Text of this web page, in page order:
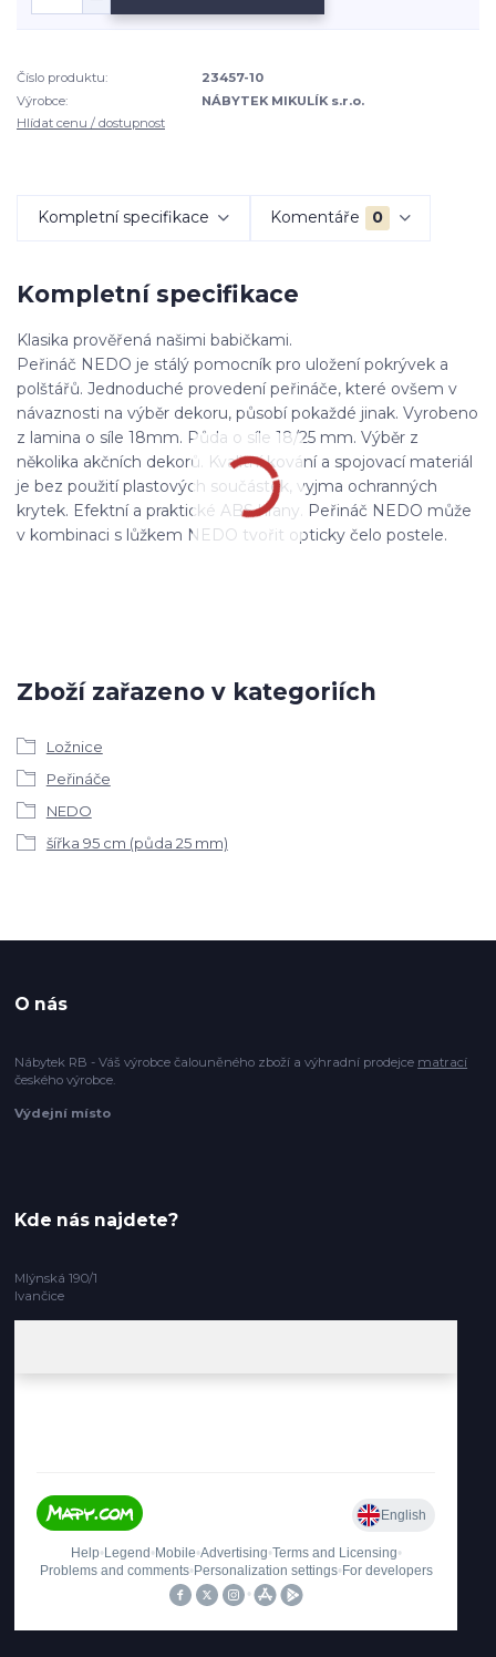
Číslo produktu:
23457-10
Výrobce:
NÁBYTEK MIKULÍK s.r.o.
Hlídat cenu / dostupnost
Kompletní specifikace Komentáře 0
Kompletní specifikace
Klasika prověřená našimi babičkami.
Peřináč NEDO je stálý pomocník pro uložení pokrývek a
polštářů. Jednoduché provedení peřináče, které ovšem v
návaznosti na výběr dekoru, působí pokaždé jinak. Vyrobeno
z lamina o síle 18mm. Půda o síle 18/25 mm. Výběr z
několika akčních dekorů. Kvalitní kování a spojovací materiál
je bez použití plastových součástek, vyjma ochranných
krytek. Efektní a praktické ABS hrany. Peřináč NEDO může
v kombinaci s lůžkem NEDO tvořit opticky čelo postele.
Zboží zařazeno v kategoriích
Ložnice
Peřináče
NEDO
šířka 95 cm (půda 25 mm)
O nás
Nábytek RB - Váš výrobce čalouněného zboží a výhradní prodejce matrací
českého výrobce.
Výdejní místo
Kde nás najdete?
Mlýnská 190/1
Ivančice